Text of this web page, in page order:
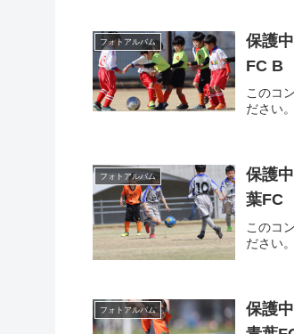
フォトアルバム
保護
FC B
このコ
ださい
フォトアルバム
保護
葉FC
このコ
ださい
フォトアルバム
保護